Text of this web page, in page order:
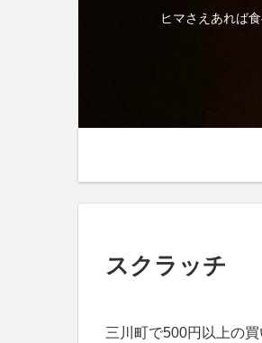
ヒマさえあれば
スクラッチ
三川町で500円以上の